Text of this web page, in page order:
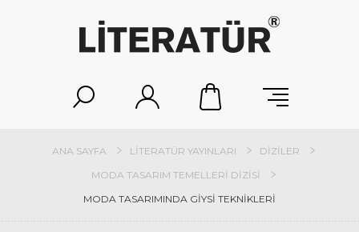
ANA SAYFA LITERATÜR YAYINLARI
DIZILER
MODA TASARIM TEMELLERI DIZISI
MODA TASARIMINDA GIYSI TEKNIKLERI